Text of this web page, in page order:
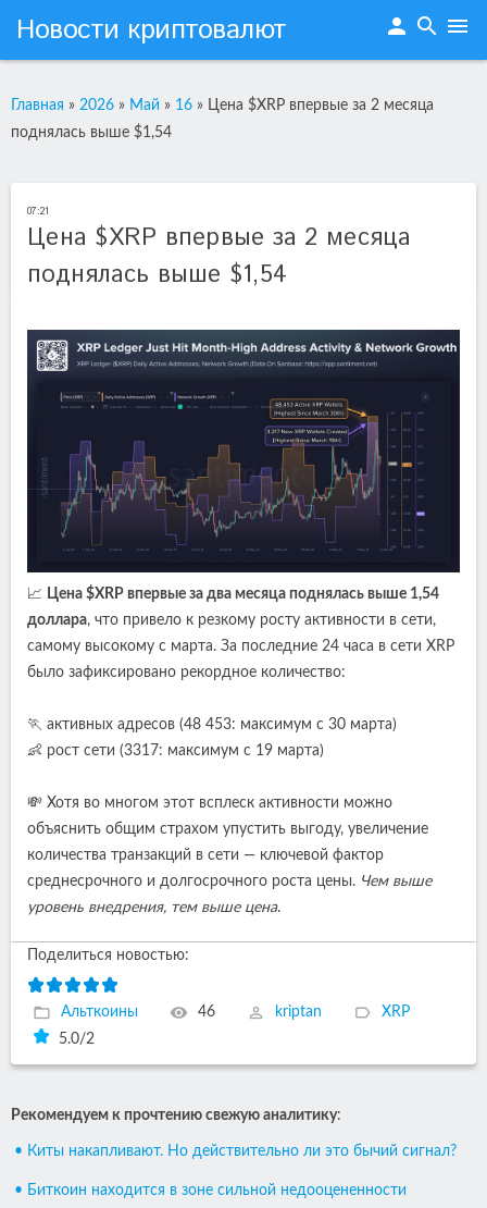
Новости криптовалют person search menu
Главная » 2026 » Май » 16 » Цена $XRP впервые за 2 месяца
поднялась выше $1,54
07:21
Цена $XRP впервые за 2 месяца
поднялась выше $1,54
📈 Цена $XRP впервые за два месяца поднялась выше 1,54
доллара, что привело к резкому росту активности в сети,
самому высокому с марта. За последние 24 часа в сети XRP
было зафиксировано рекордное количество:
🏃 активных адресов (48 453: максимум с 30 марта)
👶 рост сети (3317: максимум с 19 марта)
💸 Хотя во многом этот всплеск активности можно
объяснить общим страхом упустить выгоду, увеличение
количества транзакций в сети — ключевой фактор
среднесрочного и долгосрочного роста цены. Чем выше
уровень внедрения, тем выше цена.
Поделиться новостью:
Альткоины 46 kriptan
XRP
5.0/2
Рекомендуем к прочтению свежую аналитику:
• Киты накапливают. Но действительно ли это бычий сигнал?
• Биткоин находится в зоне сильной недооцененности